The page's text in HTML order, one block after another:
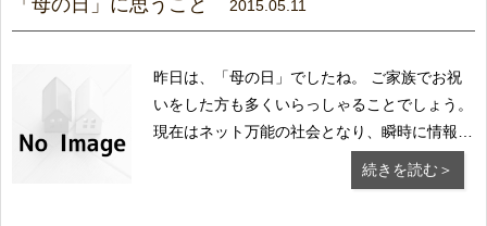
「母の日」に思うこと 2015.05.11
昨日は、「母の日」でしたね。 ご家族でお祝
いをした方も多くいらっしゃることでしょう。
現在はネット万能の社会となり、瞬時に情報が
駆け巡る 便利な世の中になりましたが、果た
してこれが幸せなの でしょうか？ 皆が集うこ
続きを読む＞